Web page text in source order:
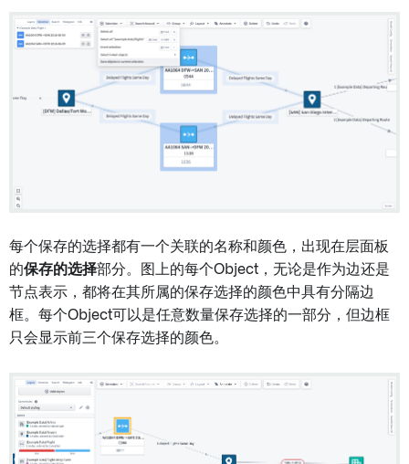
每个保存的选择都有一个关联的名称和颜色，出现在层面板
的保存的选择部分。图上的每个Object，无论是作为边还是
节点表示，都将在其所属的保存选择的颜色中具有分隔边
框。每个Object可以是任意数量保存选择的一部分，但边框
只会显示前三个保存选择的颜色。